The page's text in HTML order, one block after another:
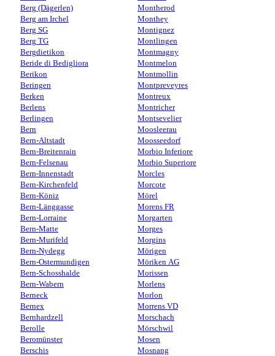
Berg (Dägerlen)
Berg am Irchel
Berg SG
Berg TG
Bergdietikon
Beride di Bedigliora
Berikon
Beringen
Berken
Berlens
Berlingen
Bern
Bern-Altstadt
Bern-Breitenrain
Bern-Felsenau
Bern-Innenstadt
Bern-Kirchenfeld
Bern-Köniz
Bern-Länggasse
Bern-Lorraine
Bern-Matte
Bern-Murifeld
Bern-Nydegg
Bern-Ostermundigen
Bern-Schosshalde
Bern-Wabern
Berneck
Bernex
Bernhardzell
Berolle
Beromünster
Berschis
Montherod
Monthey
Montignez
Montlingen
Montmagny
Montmelon
Montmollin
Montpreveyres
Montreux
Montricher
Montsevelier
Moosleerau
Moosseedorf
Morbio Inferiore
Morbio Superiore
Morcles
Morcote
Mörel
Morens FR
Morgarten
Morges
Morgins
Mörigen
Möriken AG
Morissen
Morlens
Morlon
Morrens VD
Morschach
Mörschwil
Mosen
Mosnang